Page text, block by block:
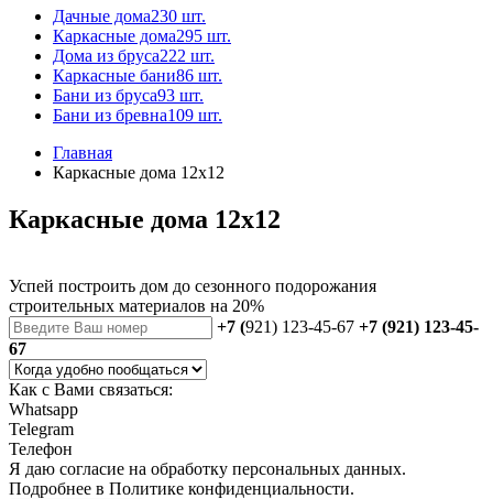
Дачные дома230 шт.
Каркасные дома295 шт.
Дома из бруса222 шт.
Каркасные бани86 шт.
Бани из бруса93 шт.
Бани из бревна109 шт.
Главная
Каркасные дома 12х12
Каркасные дома 12х12
Успей построить дом до сезонного подорожания
строительных материалов на 20%
+7 (921) 123-45-67 +7 (921) 123-45-
67
Как с Вами связаться:
Whatsapp
Telegram
Телефон
Я даю согласие на обработку персональных данных.
Подробнее в Политике конфиденциальности.